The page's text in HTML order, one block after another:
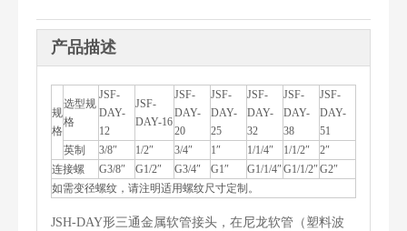
产品描述
规
格
选型规
格
JSF-
DAY-
12
JSF-
DAY-16
JSF-
DAY-
20
JSF-
DAY-
25
JSF-
DAY-
32
JSF-
DAY-
38
JSF-
DAY-
51
英制
3/8″ 1/2″ 3/4″ 1″ 1/1/4″ 1/1/2″
2″
连接螺
G3/8″ G1/2″ G3/4″ G1″ G1/1/4″G1/1/2″G2″
如需变径螺纹，请注明适用螺纹尺寸定制。
JSH-DAY形三通金属软管接头，在尼龙软管（塑料波